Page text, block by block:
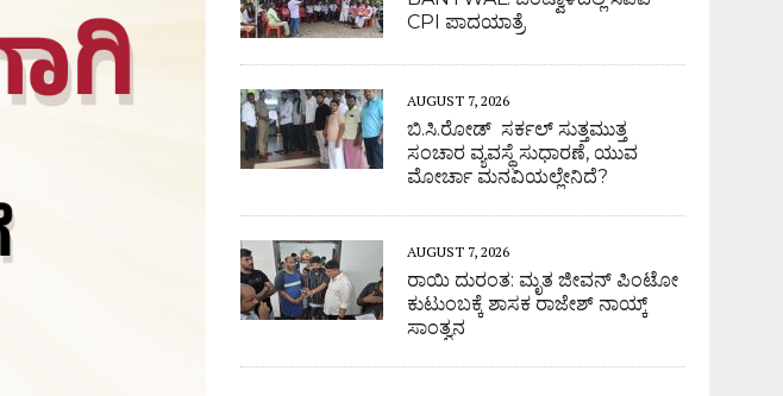
CPI ಪಾದಯಾತ್ರೆ
AUGUST 7, 2026
ಬಿ.ಸಿ.ರೋಡ್ ಸರ್ಕಲ್ ಸುತ್ತಮುತ್ತ
ಸಂಚಾರ ವ್ಯವಸ್ಥೆ ಸುಧಾರಣೆ, ಯುವ
ಮೋರ್ಚಾ ಮನವಿಯಲ್ಲೇನಿದೆ?
AUGUST 7, 2026
ರಾಯಿ ದುರಂತ: ಮೃತ ಜೀವನ್ ಪಿಂಟೋ
ಕುಟುಂಬಕ್ಕೆ ಶಾಸಕ ರಾಜೇಶ್ ನಾಯ್ಕ್
ಸಾಂತ್ವನ